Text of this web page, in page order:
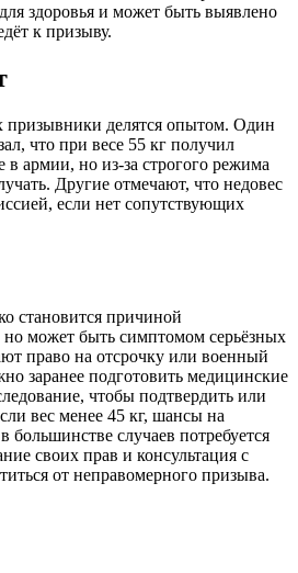
здоровья и может быть выявлено
к призыву.
призывники делятся опытом. Один
что при весе 55 кг получил
в армии, но из-за строгого режима
Другие отмечают, что недовес
если нет сопутствующих
становится причиной
может быть симптомом серьёзных
право на отсрочку или военный
заранее подготовить медицинские
чтобы подтвердить или
вес менее 45 кг, шансы на
случаев потребуется
своих прав и консультация с
от неправомерного призыва.